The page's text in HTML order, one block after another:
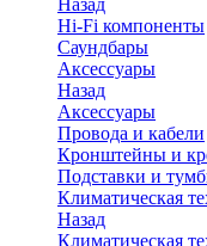
Назад
Hi-Fi компоненты
Саундбары
Аксессуары
Назад
Аксессуары
Провода и кабели
Кронштейны и
Подставки и
Климатическая
Назад
Климатическая